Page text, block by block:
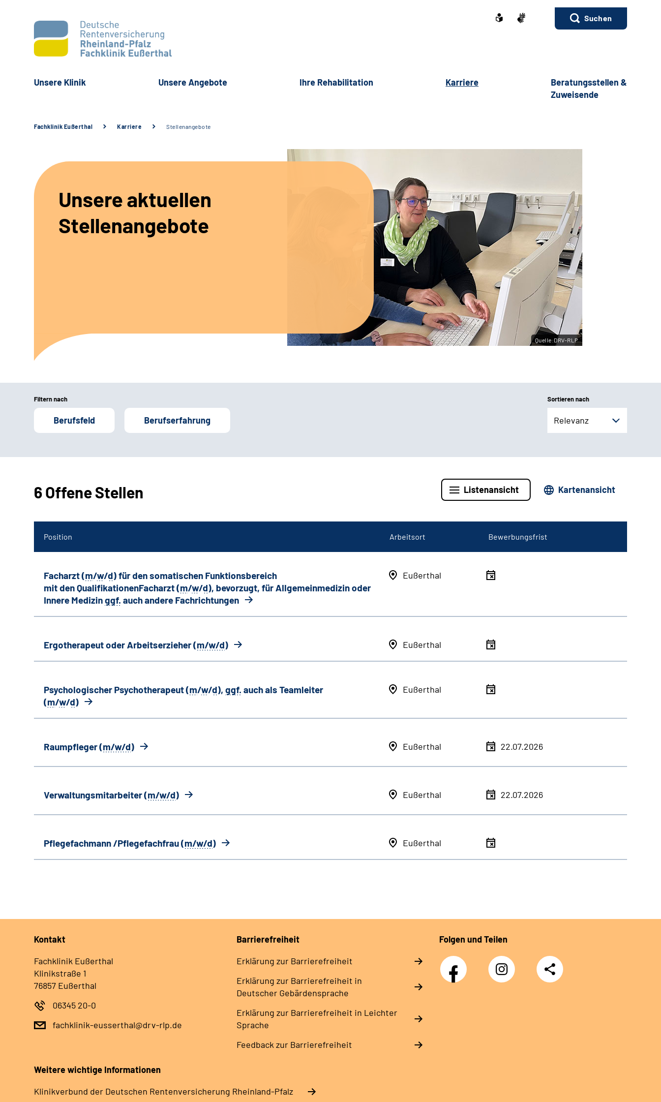
Suchen
Unsere Klinik Unsere Angebote Ihre Rehabilitation Karriere
Beratungsstellen &
Zuweisende
Fachklinik Eußerthal Karriere Stellenangebote
Unsere aktuellen
Stellenangebote
Quelle:DRV-RLP
Filtern nach
Berufsfeld Berufserfahrung
Sortieren nach
Relevanz
6 Offene Stellen Listenansicht Kartenansicht
Position Arbeitsort Bewerbungsfrist
Facharzt (m/w/d) für den somatischen Funktionsbereich
mit den QualifikationenFacharzt (m/w/d), bevorzugt, für Allgemeinmedizin oder
Innere Medizinggf. auch andere Fachrichtungen
Eußerthal
Ergotherapeut oder Arbeitserzieher (m/w/d) Eußerthal
Psychologischer Psychotherapeut (m/w/d), ggf. auch als Teamleiter
(m/w/d)
Eußerthal
Raumpfleger (m/w/d) Eußerthal 22.07.2026
Verwaltungsmitarbeiter (m/w/d) Eußerthal 22.07.2026
Pflegefachmann /Pflegefachfrau (m/w/d) Eußerthal
Kontakt
Fachklinik Eußerthal
Klinikstraße 1
76857 Eußerthal
06345 20-0
fachklinik-eusserthal@drv-rlp.de
Barrierefreiheit
Erklärung zur Barrierefreiheit
Erklärung zur Barrierefreiheit in
Deutscher Gebärdensprache
Erklärung zur Barrierefreiheit in Leichter
Sprache
Feedback zur Barrierefreiheit
Folgen und Teilen
Facebook
Instagram
DRV
Nachwuchskräfte
Teilen
Weitere wichtige Informationen
Klinikverbund der Deutschen Rentenversicherung Rheinland-Pfalz